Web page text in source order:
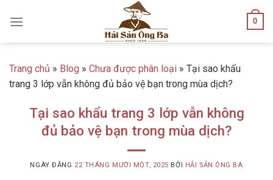
0
Trang chủ » Blog » Chưa được phân loại » Tại sao khẩu
trang 3 lớp vẫn không đủ bảo vệ bạn trong mùa dịch?
Tại sao khẩu trang 3 lớp vẫn không
đủ bảo vệ bạn trong mùa dịch?
NGÀY ĐĂNG 22 THÁNG MƯỜI MỘT, 2025 BỞI HẢI SẢN ÔNG BA